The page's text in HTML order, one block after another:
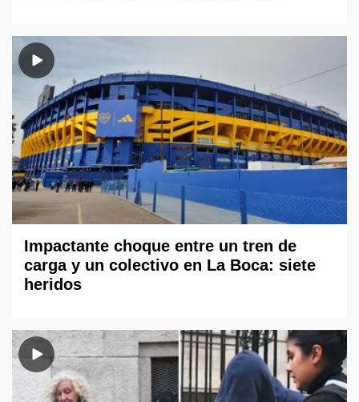
Impactante choque entre un tren de
carga y un colectivo en La Boca: siete
heridos